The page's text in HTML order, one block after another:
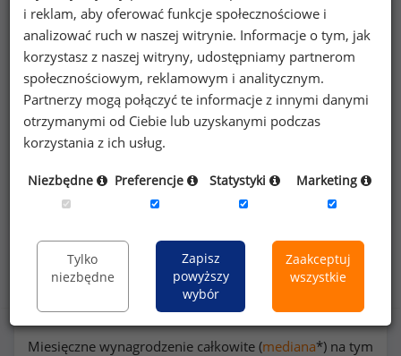
Poszukujesz szczegółowych danych o
wynagrodzeniachpracowników bistrlub na
innych stanowiskach?
Dowiedz się więcej
Wykorzystaj kod
Rozkład zarobków na stanowisku pracownik bistro
Miesięczne wynagrodzenie całkowite (mediana*) na tym
i reklam, aby oferować funkcje społecznościowe i
analizować ruch w naszej witrynie. Informacje o tym, jak
korzystasz z naszej witryny, udostępniamy partnerom
społecznościowym, reklamowym i analitycznym.
Partnerzy mogą połączyć te informacje z innymi danymi
otrzymanymi od Ciebie lub uzyskanymi podczas
korzystania z ich usług.
Niezbędne Preferencje Statystyki Marketing
Tylko
niezbędne
Zapisz
powyższy
wybór
Zaakceptuj
wszystkie